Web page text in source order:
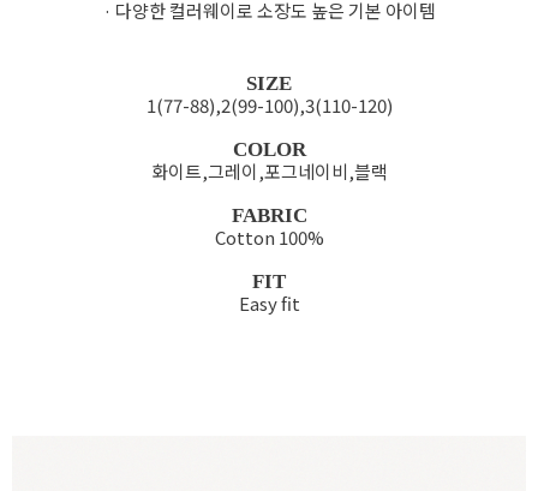
· 다양한 컬러웨이로 소장도 높은 기본 아이템
SIZE
1(77-88),2(99-100),3(110-120)
COLOR
화이트,그레이,포그네이비,블랙
FABRIC
Cotton 100%
FIT
Easy fit